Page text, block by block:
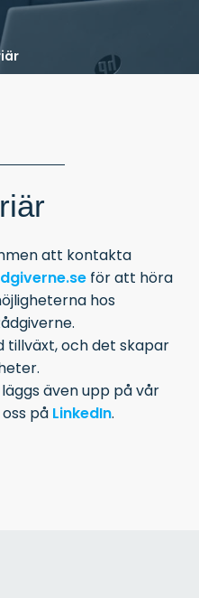
att kontakta
för att höra
hos
tillväxt, och det skapar
även upp på vår
oss på LinkedIn.